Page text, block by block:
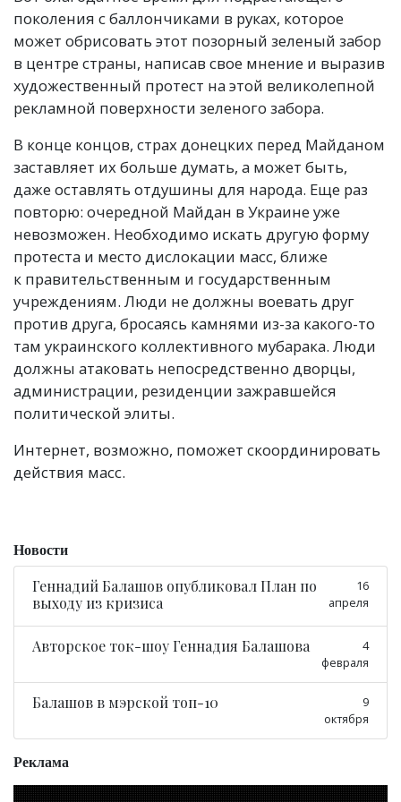
поколения с баллончиками в руках, которое
может обрисовать этот позорный зеленый забор
в центре страны, написав свое мнение и выразив
художественный протест на этой великолепной
рекламной поверхности зеленого забора.
В конце концов, страх донецких перед Майданом
заставляет их больше думать, а может быть,
даже оставлять отдушины для народа. Еще раз
повторю: очередной Майдан в Украине уже
невозможен. Необходимо искать другую форму
протеста и место дислокации масс, ближе
к правительственным и государственным
учреждениям. Люди не должны воевать друг
против друга, бросаясь камнями из-за какого-то
там украинского коллективного мубарака. Люди
должны атаковать непосредственно дворцы,
администрации, резиденции зажравшейся
политической элиты.
Интернет, возможно, поможет скоординировать
действия масс.
Новости
Геннадий Балашов опубликовал План по
выходу из кризиса
16
апреля
Авторское ток-шоу Геннадия Балашова
4
февраля
Балашов в мэрской топ-10
9
октября
Реклама